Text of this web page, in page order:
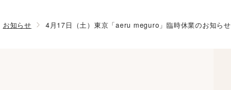
お知らせ 4月17日（土）東京「aeru meguro」臨時休業のお知らせ